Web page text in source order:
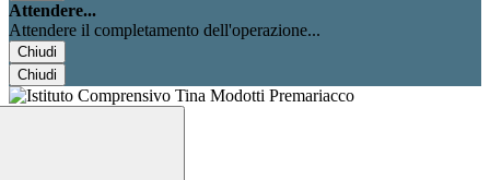
Attendere...
Attendere il completamento dell'operazione...
Chiudi
Chiudi